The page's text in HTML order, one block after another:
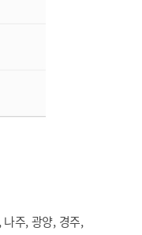
주, 광양, 경주,